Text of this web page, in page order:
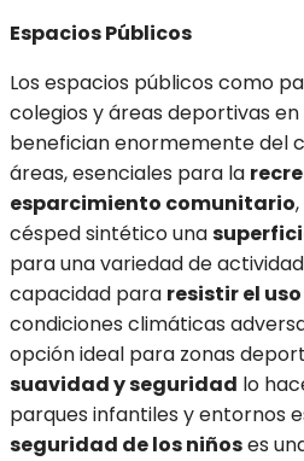
Espacios Públicos
Los espacios públicos como
colegios y áreas deportivas en
benefician enormemente del
áreas, esenciales para la
esparcimiento comunitario
césped sintético una
para una variedad de
capacidad para resistir el
condiciones climáticas
opción ideal para zonas
suavidad y seguridad lo
parques infantiles y entornos
seguridad de los niñoses